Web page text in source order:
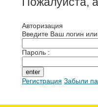
Авторизация
Введите Ваш логин
Пароль :
Регистрация Забыли